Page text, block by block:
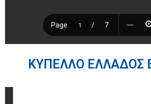
ΚΥΠΕΛΛΟ ΕΛΛΑΔΟΣ